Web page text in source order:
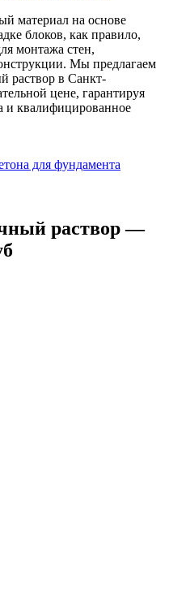
материал на основе
блоков, как правило,
монтажа стен,
Мы предлагаем
раствор в Санкт-
цене, гарантируя
и квалифицированное
для фундамента
раствор —